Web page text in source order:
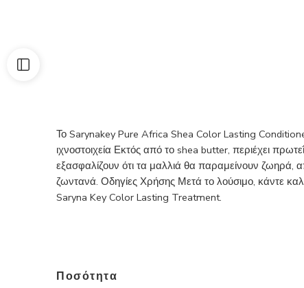
Το Sarynakey Pure Africa Shea Color Lasting
ιχνοστοιχεία Εκτός από το shea butter, περιέχει
εξασφαλίζουν ότι τα μαλλιά θα παραμείνουν
ζωντανά. Οδηγίες Χρήσης Μετά το λούσιμο, κάντε
Saryna Key Color Lasting Treatment.
Ποσότητα